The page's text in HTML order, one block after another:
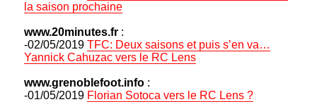
la saison prochaine
www.20minutes.fr :
-02/05/2019TFC: Deux saisons et puis s’en va…
Yannick Cahuzac vers le RC Lens
www.grenoblefoot.info :
-01/05/2019 Florian Sotoca vers le RC Lens ?